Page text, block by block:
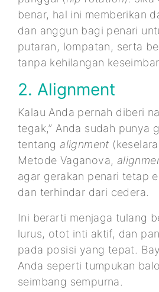
benar, hal ini memberikan
dan anggun bagi penari
putaran, lompatan, serta
tanpa kehilangan
2. Alignment
Kalau Anda pernah diberi
tegak,” Anda sudah punya
tentangalignment
Metode Vaganova,
agar gerakan penari tetap
dan terhindar dari cedera.
Ini berarti menjaga tulang
lurus, otot inti aktif, dan
pada posisi yang tepat.
Anda seperti tumpukan
seimbang sempurna.